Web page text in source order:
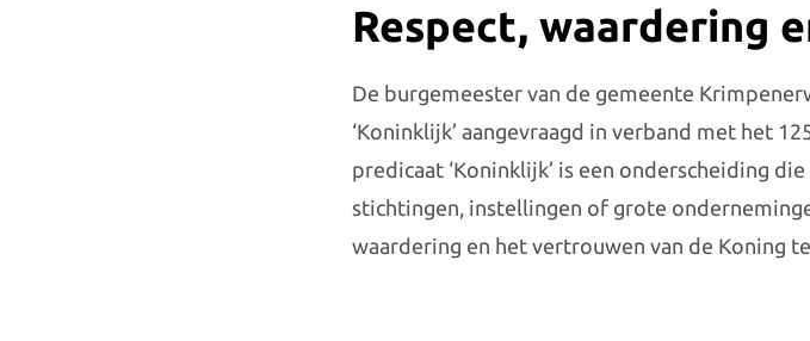
Respect, waardering
De burgemeester van de gemeente
‘Koninklijk’ aangevraagd in verband met het
predicaat ‘Koninklijk’ is een onderscheiding
stichtingen, instellingen of grote
waardering en het vertrouwen van de Koning